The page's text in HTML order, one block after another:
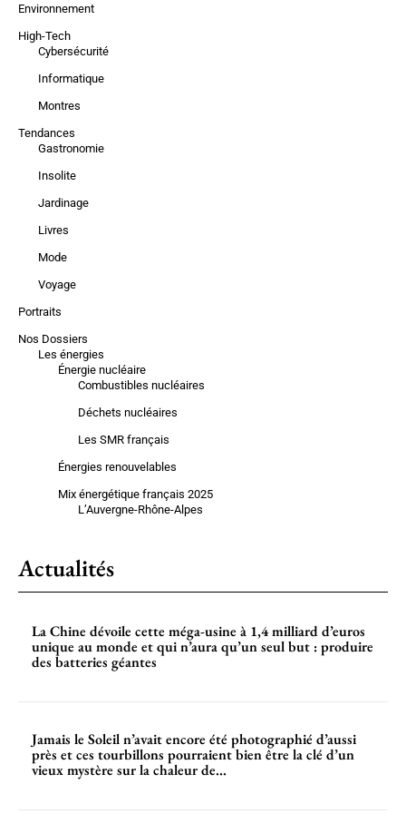
Environnement
High-Tech
Cybersécurité
Informatique
Montres
Tendances
Gastronomie
Insolite
Jardinage
Livres
Mode
Voyage
Portraits
Nos Dossiers
Les énergies
Énergie nucléaire
Combustibles nucléaires
Déchets nucléaires
Les SMR français
Énergies renouvelables
Mix énergétique français 2025
L’Auvergne-Rhône-Alpes
Actualités
La Chine dévoile cette méga-usine à 1,4 milliard d’euros
unique au monde et qui n’aura qu’un seul but : produire
des batteries géantes
Jamais le Soleil n’avait encore été photographié d’aussi
près et ces tourbillons pourraient bien être la clé d’un
vieux mystère sur la chaleur de...